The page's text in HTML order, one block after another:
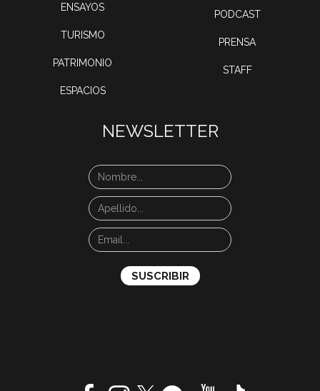
ENSAYOS
TURISMO
PATRIMONIO
ESPACIOS
PODCAST
PRENSA
STAFF
NEWSLETTER